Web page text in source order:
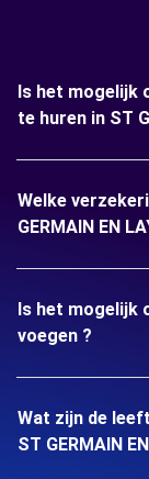
Is het mogelijk
te huren in ST
Welke
GERMAIN EN
Is het mogelijk
voegen ?
Wat zijn de
ST GERMAIN